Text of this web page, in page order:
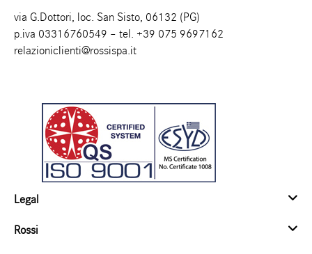
via G.Dottori, loc. San Sisto, 06132 (PG)
p.iva 03316760549 – tel. +39 075 9697162
relazioniclienti@rossispa.it
Legal
Rossi